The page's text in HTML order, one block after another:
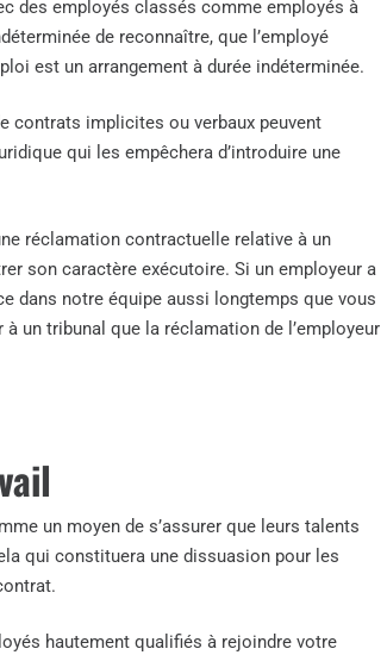
des employés classés comme employés à
de reconnaître, que l’employé
est un arrangement à durée indéterminée.
contrats implicites ou verbaux peuvent
qui les empêchera d’introduire une
réclamation contractuelle relative à un
son caractère exécutoire. Si un employeur a
dans notre équipe aussi longtemps que vous
un tribunal que la réclamation de l’employeur
un moyen de s’assurer que leurs talents
qui constituera une dissuasion pour les
hautement qualifiés à rejoindre votre